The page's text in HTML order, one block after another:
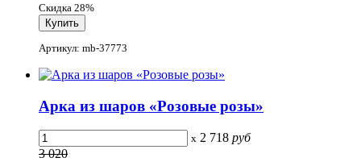
Скидка 28%
Артикул: mb-37773
Арка из шаров «Розовые розы»
x 2 718 руб
3 020